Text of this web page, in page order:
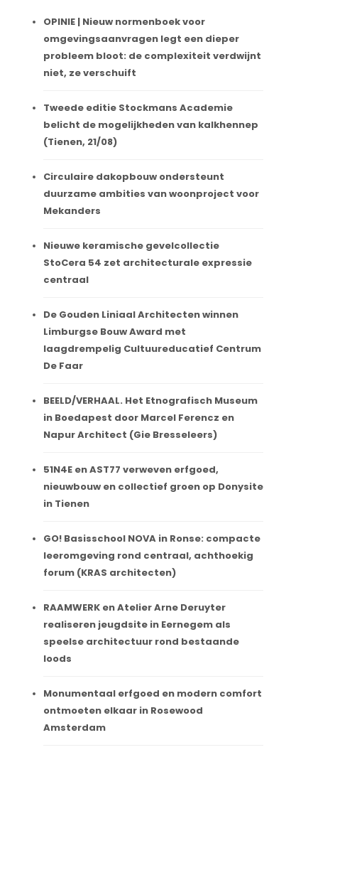
OPINIE | Nieuw normenboek voor
omgevingsaanvragen legt een dieper
probleem bloot: de complexiteit verdwijnt
niet, ze verschuift
Tweede editie Stockmans Academie
belicht de mogelijkheden van kalkhennep
(Tienen, 21/08)
Circulaire dakopbouw ondersteunt
duurzame ambities van woonproject voor
Mekanders
Nieuwe keramische gevelcollectie
StoCera 54 zet architecturale expressie
centraal
De Gouden Liniaal Architecten winnen
Limburgse Bouw Award met
laagdrempelig Cultuureducatief Centrum
De Faar
BEELD/VERHAAL. Het Etnografisch Museum
in Boedapest door Marcel Ferencz en
Napur Architect (Gie Bresseleers)
51N4E en AST77 verweven erfgoed,
nieuwbouw en collectief groen op Donysite
in Tienen
GO! Basisschool NOVA in Ronse: compacte
leeromgeving rond centraal, achthoekig
forum (KRAS architecten)
RAAMWERK en Atelier Arne Deruyter
realiseren jeugdsite in Eernegem als
speelse architectuur rond bestaande
loods
Monumentaal erfgoed en modern comfort
ontmoeten elkaar in Rosewood
Amsterdam